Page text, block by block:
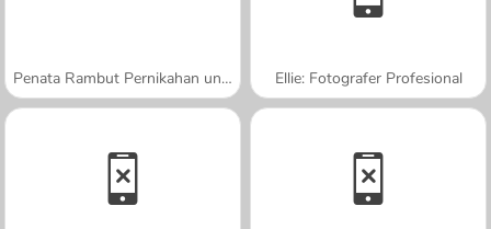
Penata Rambut Pernikahan untuk Putri Ellie: Fotografer Profesional